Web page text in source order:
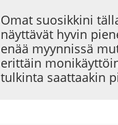
Omat suosikkini
näyttävät hyvin
enää myynnissä
erittäin
tulkinta saattaakin